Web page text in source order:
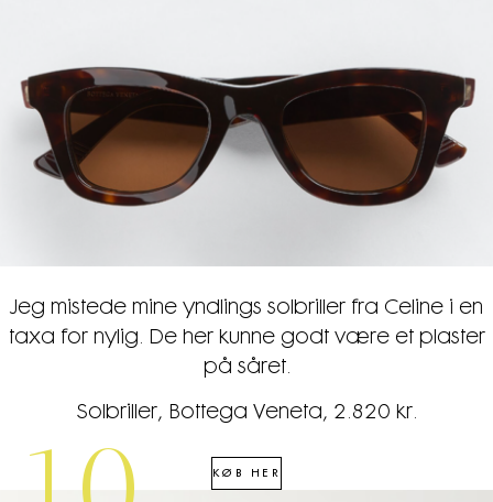
Jeg mistede mine yndlings solbriller fra Celine i en
taxa for nylig. De her kunne godt være et plaster
på såret.
Solbriller, Bottega Veneta, 2.820 kr.
KØB HER